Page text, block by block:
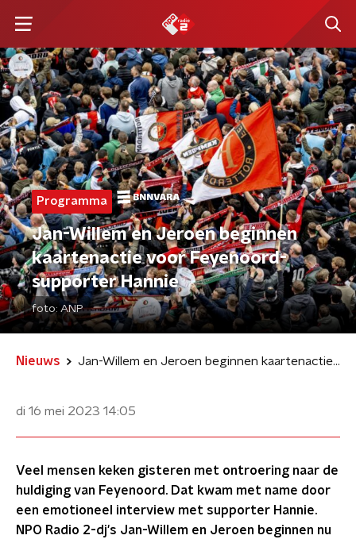
Programma
Jan-Willem en Jeroen beginnen
kaartenactie voor Feyenoord-
supporter Hannie
foto: ANP
Nieuws Jan-Willem en Jeroen beginnen kaartenactie voor Feyenoord-supporter Hannie
di 16 mei 2023 14:05
Veel mensen keken gisteren met ontroering naar de
huldiging van Feyenoord. Dat kwam met name door
een emotioneel interview met supporter Hannie.
NPO Radio 2-dj's Jan-Willem en Jeroen beginnen nu